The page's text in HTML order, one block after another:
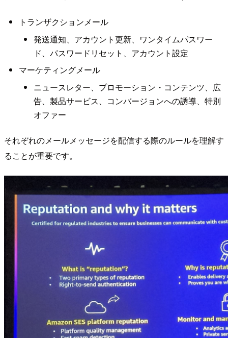
トランザクションメール
発送通知、アカウント更新、ワンタイムパスワー
ド、パスワードリセット、アカウント設定
マーケティングメール
ニュースレター、プロモーション・コンテンツ、広
告、製品サービス、コンバージョンへの誘導、特別
オファー
それぞれのメールメッセージを配信する際のルールを理解す
ることが重要です。